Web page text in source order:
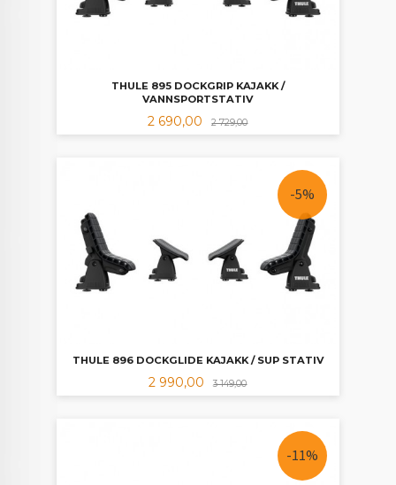
THULE 895 DOCKGRIP KAJAKK /
VANNSPORTSTATIV
Tilbud
2 690,00 2 729,00Rabatt
THULE 896 DOCKGLIDE KAJAKK / SUP STATIV
Tilbud
2 990,00 3 149,00Rabatt
-5%
-11%